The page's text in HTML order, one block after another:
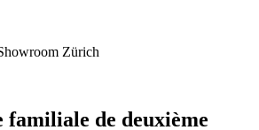
familiale de deuxième